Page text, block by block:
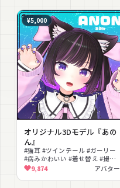
¥5,000
オリジナル3Dモデル『あの
ん』
#猫耳 #ツインテール #ガーリー
#病みかわいい #着せ替え #撮影
向け #PSD付き #色変え
9,874 アバター